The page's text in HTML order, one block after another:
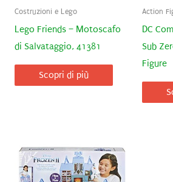
Costruzioni e Lego
Lego Friends – Motoscafo
di Salvataggio, 41381
Scopri di più
Action
DC
Sub
Figure